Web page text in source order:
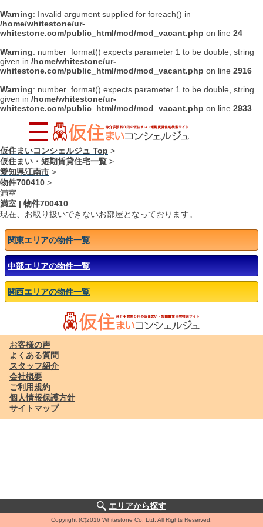
Warning: Invalid argument supplied for foreach() in
/home/whitestone/ur-
whitestone.com/public_html/mod/mod_vacant.php on line 24
Warning: number_format() expects parameter 1 to be double, string
given in /home/whitestone/ur-
whitestone.com/public_html/mod/mod_vacant.php on line 2916
Warning: number_format() expects parameter 1 to be double, string
given in /home/whitestone/ur-
whitestone.com/public_html/mod/mod_vacant.php on line 2933
仮住まいコンシェルジュ Top >
仮住まい・短期賃貸住宅一覧 >
愛知県江南市 >
物件700410 >
満室
満室 | 物件700410
現在、お取り扱いできないお部屋となっております。
関東エリアの物件一覧
中部エリアの物件一覧
関西エリアの物件一覧
お客様の声
よくある質問
スタッフ紹介
会社概要
ご利用規約
個人情報保護方針
サイトマップ
エリアから探す
Copyright (C)2016 Whitestone Co. Ltd. All Rights Reserved.